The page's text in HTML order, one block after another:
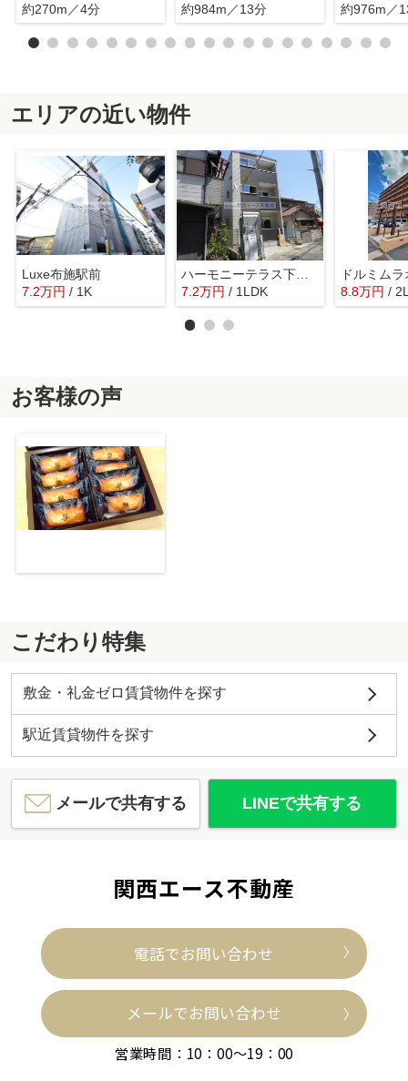
約270m／4分
約984m／13分
約976m／
エリアの近い物件
Luxe布施駅前
7.2万円 / 1K
ハーモニーテラス下小阪
7.2万円 / 1LDK
ドルミムラ
8.8万円 /
お客様の声
こだわり特集
敷金・礼金ゼロ賃貸物件を探す
駅近賃貸物件を探す
メールで共有する LINEで共有する
関西エース不動産
電話でお問い合わせ
メールでお問い合わせ
営業時間：10：00～19：00